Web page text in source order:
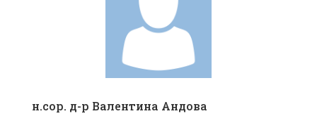
н.сор. д-р Валентина Андова